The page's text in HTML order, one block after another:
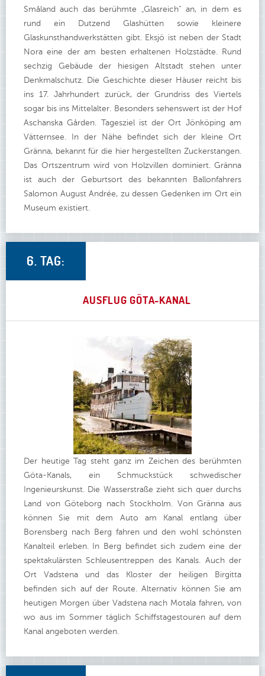
Småland auch das berühmte „Glasreich“ an, in dem es
rund ein Dutzend Glashütten sowie kleinere
Glaskunsthandwerkstätten gibt. Eksjö ist neben der Stadt
Nora eine der am besten erhaltenen Holzstädte. Rund
sechzig Gebäude der hiesigen Altstadt stehen unter
Denkmalschutz. Die Geschichte dieser Häuser reicht bis
ins 17. Jahrhundert zurück, der Grundriss des Viertels
sogar bis ins Mittelalter. Besonders sehenswert ist der Hof
Aschanska Gården. Tagesziel ist der Ort Jönköping am
Vätternsee. In der Nähe befindet sich der kleine Ort
Gränna, bekannt für die hier hergestellten Zuckerstangen.
Das Ortszentrum wird von Holzvillen dominiert. Gränna
ist auch der Geburtsort des bekannten Ballonfahrers
Salomon August Andrée, zu dessen Gedenken im Ort ein
Museum existiert.
6. TAG:
AUSFLUG GÖTA-KANAL
Der heutige Tag steht ganz im Zeichen des berühmten
Göta-Kanals, ein Schmuckstück schwedischer
Ingenieurskunst. Die Wasserstraße zieht sich quer durchs
Land von Göteborg nach Stockholm. Von Gränna aus
können Sie mit dem Auto am Kanal entlang über
Borensberg nach Berg fahren und den wohl schönsten
Kanalteil erleben. In Berg befindet sich zudem eine der
spektakulärsten Schleusentreppen des Kanals. Auch der
Ort Vadstena und das Kloster der heiligen Birgitta
befinden sich auf der Route. Alternativ können Sie am
heutigen Morgen über Vadstena nach Motala fahren, von
wo aus im Sommer täglich Schiffstagestouren auf dem
Kanal angeboten werden.